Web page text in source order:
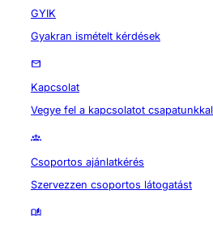
GYIK
Gyakran ismételt kérdések
Kapcsolat
Vegye fel a kapcsolatot csapatunkkal
Csoportos ajánlatkérés
Szervezzen csoportos látogatást